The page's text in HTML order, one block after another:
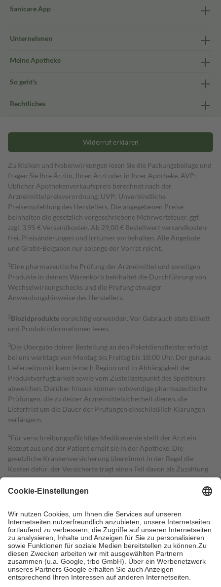
Sanicare App
Unternehmen
Meine Apotheke
So geht's
Rechtliches
Widerruf erklären
Zu Risiken und Nebenwirkungen lesen Sie die Packungsbeilage und
fragen Sie Ihre Ärztin, Ihren Arzt oder in Ihrer Apotheke. AVP:
Üblicher Apothekenverkaufspreis berechnet nach der
Arzneimittelpreisverordnung. UVP: Unverbindliche
Preisempfehlung des Herstellers. Die angegebenen Preise
beinhalten die gesetzlich vorgeschriebene Mehrwertsteuer, ggf.
zzgl. 3,95 € Versandkosten. Ab 29,00 € Bestell­wert versand­kosten­
frei. Preisänderungen und Irrtümer vorbehalten. Alle Angebote
und Gratis-Beigaben nur solange der Vorrat reicht.
1 Eine pharmazeutische Prüfung der Arzneimittel und sonstigen
Produkte in deinem Warenkorb beinhaltet die Durchführung von
Wechselwirkungschecks und die Prüfung etwaiger
Anwendungshinweise des Herstellers.
2Biozidproduktevorsichtig verwenden. Vor Gebrauch stets Etikett
und Produktinformationen lesen.
3Die Übergabe deiner Bestellung an den Paketdienstleister erfolgt
bei uns werktags von Montag bis Freitag bis 18:00 Uhr. Der genaue
Lieferzeitpunkt kann je nach Region und in Abhängigkeit der
Produktverfügbarkeit sowie vom Zustellzeitpunkt des Spediteurs
abweichen. Darüber hinaus können notwendige pharmazeutische
Prüfungen, die zu deiner Arzneimittelsicherheit dienen, die
Lieferfrist um die Dauer der Prüfungen einschließlich Klärungen
verlängern.
4Für verschreibungspflichtige Medikamente stellt der Arzt ein
Rezept aus und der Patient erhält sie in der Apotheke. Die
gesetzliche Krankenversicherung übernimmt in der Regel die
Kosten dafür, der Versicherte trägt einen Teil davon als Zuzahlung
mit.
Grundsätzlich leisten Mitglieder Zuzahlungen in Höhe von zehn
höchstens zehn Euro.
Es sind jedoch nie mehr als die tatsächlichen
Kosten der Leistung zu entrichten.
Diese Regeln gelten grundsätzlich auch für Online-Apotheken.
Bei Heilmitteln und häuslicher Krankenpflege beträgt die
Zuzahlung zehn Prozent der Kosten sowie zehn Euro je
Verordnung.
Um das Engagement der Versicherten für ihre eigene Gesundheit zu
stärken und die besondere Stellung der Familie zu unterstützen,